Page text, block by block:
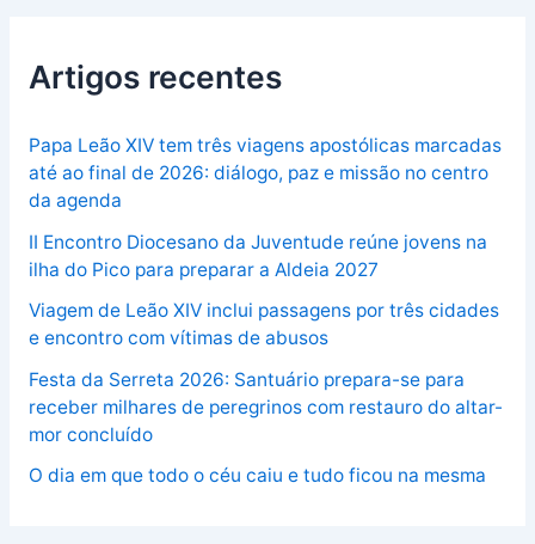
Artigos recentes
Papa Leão XIV tem três viagens apostólicas marcadas
até ao final de 2026: diálogo, paz e missão no centro
da agenda
II Encontro Diocesano da Juventude reúne jovens na
ilha do Pico para preparar a Aldeia 2027
Viagem de Leão XIV inclui passagens por três cidades
e encontro com vítimas de abusos
Festa da Serreta 2026: Santuário prepara-se para
receber milhares de peregrinos com restauro do altar-
mor concluído
O dia em que todo o céu caiu e tudo ficou na mesma